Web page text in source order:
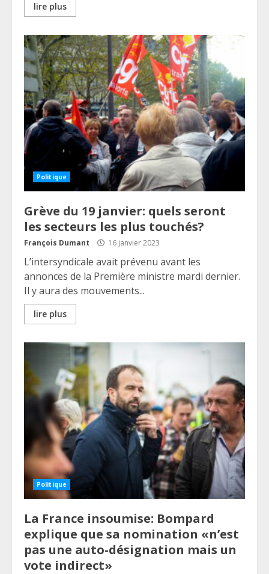
lire plus
Politique
Grève du 19 janvier: quels seront
les secteurs les plus touchés?
François Dumant 16 janvier 2023
L’intersyndicale avait prévenu avant les
annonces de la Première ministre mardi dernier.
Il y aura des mouvements...
lire plus
Politique
La France insoumise: Bompard
explique que sa nomination «n’est
pas une auto-désignation mais un
vote indirect»